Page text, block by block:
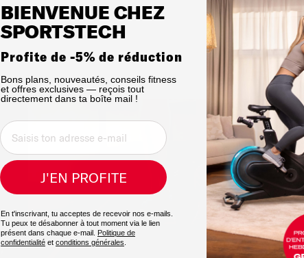
BIENVENUE CHEZ
SPORTSTECH
Profite de -5% de réduction
Bons plans, nouveautés, conseils fitness
et offres exclusives — reçois tout
directement dans ta boîte mail !
J'EN PROFITE
En t'inscrivant, tu acceptes de recevoir nos e-mails.
Tu peux te désabonner à tout moment via le lien
présent dans chaque e-mail. Politique de
confidentialité et conditions générales